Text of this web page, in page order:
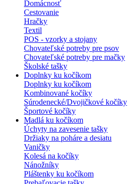
Domácnosť
Cestovanie
Hračky
Textil
POS - vzorky a stojany
Chovateľské potreby pre psov
Chovateľské potreby pre mačky
Školské tašky
Doplnky ku kočíkom
Doplnky ku kočíkom
Kombinované kočíky
Súrodenecké/Dvojičkové kočíky
Športové kočíky
Madlá ku kočíkom
Úchyty na zavesenie tašky
Držiaky na poháre a desiatu
Vaničky
Kolesá na kočíky
Nánožníky
Pláštenky ku kočíkom